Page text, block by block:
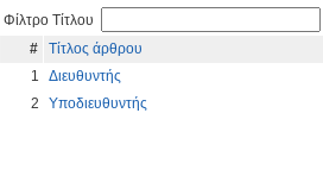
Φίλτρο Τίτλου
#
Τίτλος άρθρου
1
Διευθυντής
2
Υποδιευθυντής